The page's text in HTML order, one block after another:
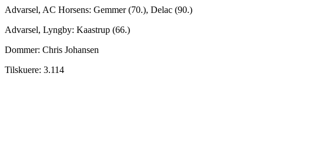
Advarsel, AC Horsens: Gemmer (70.), Delac (90.)
Advarsel, Lyngby: Kaastrup (66.)
Dommer: Chris Johansen
Tilskuere: 3.114